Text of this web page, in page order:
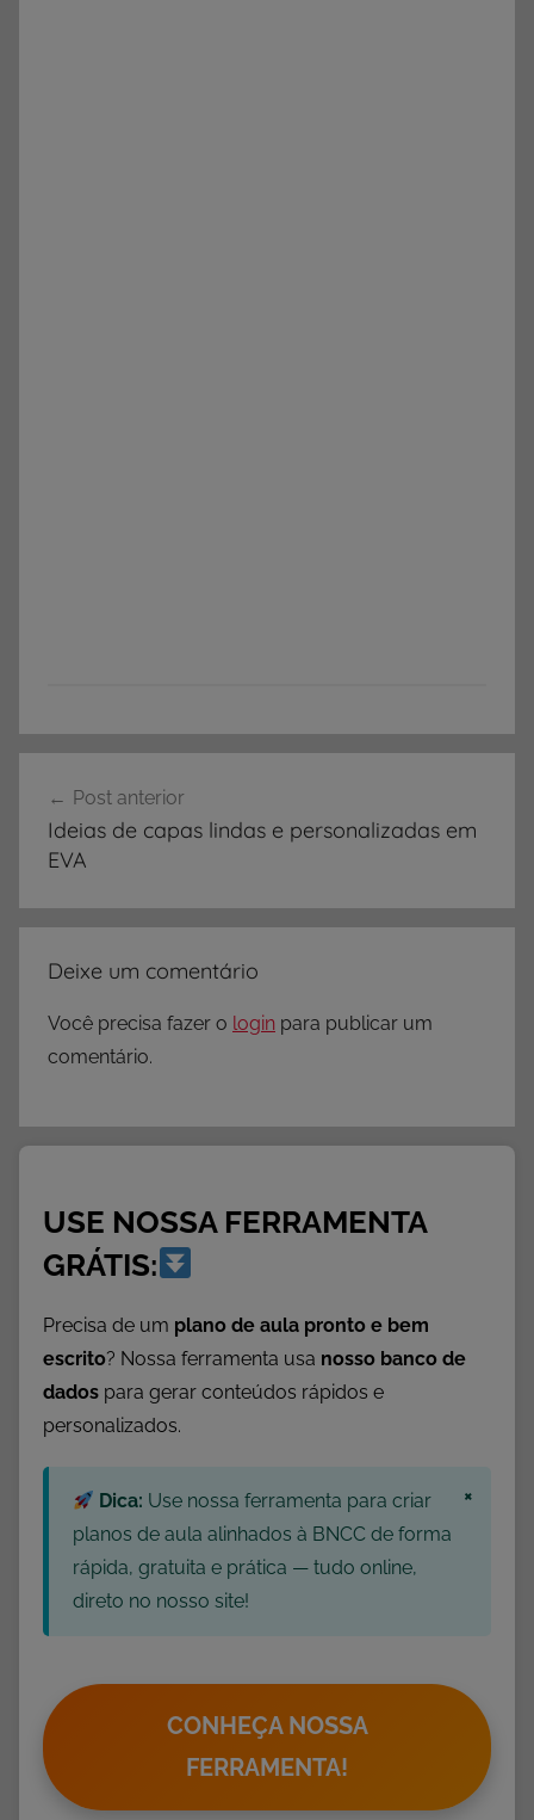
de
Post
Post anterior
Ideias de capas lindas e personalizadas em
EVA
Deixe um comentário
Você precisa fazer o login para publicar um
comentário.
USE NOSSA FERRAMENTA
GRÁTIS:
Precisa de um plano de aula pronto e bem
escrito? Nossa ferramenta usa nosso banco de
dados para gerar conteúdos rápidos e
personalizados.
Dica: Use nossa ferramenta para criar
planos de aula alinhados à BNCC de forma
rápida, gratuita e prática — tudo online,
direto no nosso site!
×
CONHEÇA NOSSA
FERRAMENTA!